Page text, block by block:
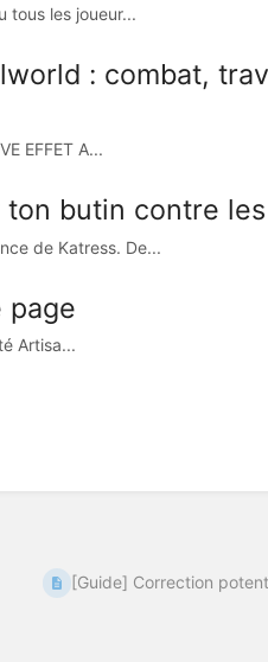
tous les joueur...
: combat,
EFFET A...
butin contre
de Katress. De...
page
Artisa...
[Guide] Correction